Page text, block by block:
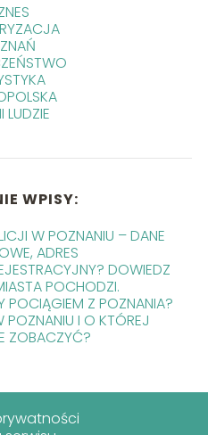
LUDZIE
WPISY:
W POZNANIU – DANE
ADRES
DOWIEDZ
POCHODZI.
POCIĄGIEM Z POZNANIA?
POZNANIU I O KTÓREJ
ZOBACZYĆ?